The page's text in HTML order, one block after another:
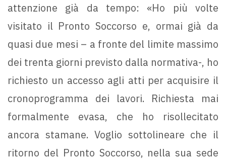
attenzione già da tempo: «Ho più volte
visitato il Pronto Soccorso e, ormai già da
quasi due mesi – a fronte del limite massimo
dei trenta giorni previsto dalla normativa-, ho
richiesto un accesso agli atti per acquisire il
cronoprogramma dei lavori. Richiesta mai
formalmente evasa, che ho risollecitato
ancora stamane. Voglio sottolineare che il
ritorno del Pronto Soccorso, nella sua sede